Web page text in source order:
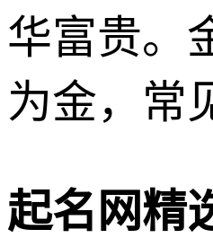
华富贵。
为金，常
起名网精